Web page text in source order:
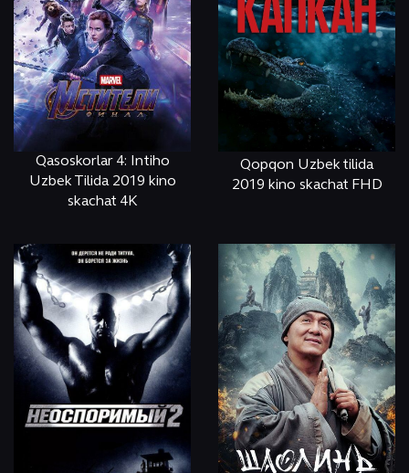
Qasoskorlar 4: Intiho
Uzbek Tilida 2019 kino
skachat 4K
Qopqon Uzbek tilida
2019 kino skachat FHD